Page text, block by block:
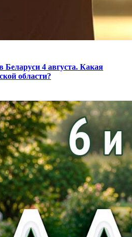
Беларуси 4 августа. Какая
области?